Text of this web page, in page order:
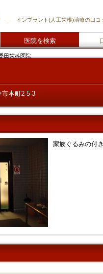
― インプラント(人工歯根)治療の口
医院を検索
田歯科医院
本町2-5-3
家族ぐるみの付